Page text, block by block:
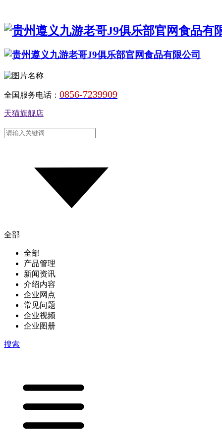
全国服务电话： 0856-7239909
天猫旗舰店
全部
全部
产品管理
新闻资讯
介绍内容
企业网点
常见问题
企业视频
企业图册
搜索